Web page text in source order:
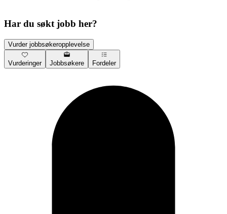
Har du søkt jobb her?
Vurder jobbsøkeropplevelse
Vurderinger Jobbsøkere Fordeler